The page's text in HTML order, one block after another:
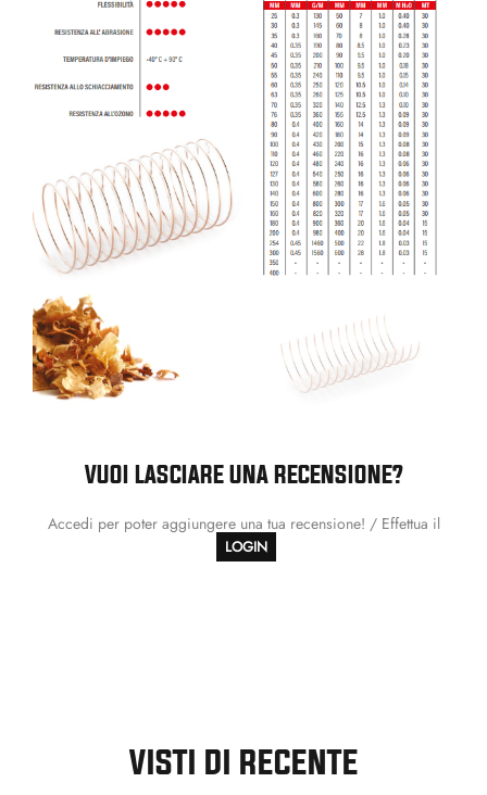
VUOI LASCIARE UNA RECENSIONE?
Accedi per poter aggiungere una tua recensione! / Effettua il
LOGIN
VISTI DI RECENTE